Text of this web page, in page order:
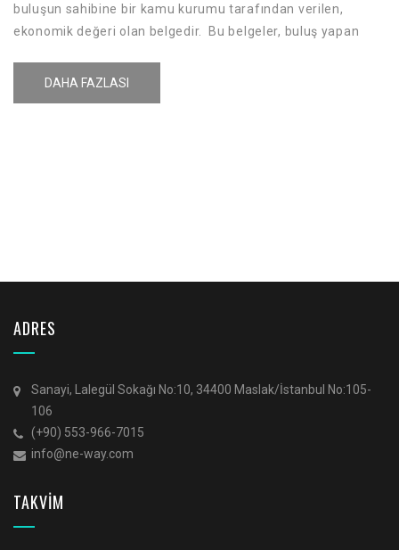
buluşun sahibine bir kamu kurumu tarafından verilen,
ekonomik değeri olan belgedir. Bu belgeler, buluş yapan
üzerinde belirli bir süre için “kişiye özel hak” tanınarak
DAHA FAZLASI
ADRES
Sanayi, Lalegül Sokağı No:10, 34400 Maslak/İstanbul No:105-
106
(+90) 553-966-7015
info@ne-way.com
TAKVİM